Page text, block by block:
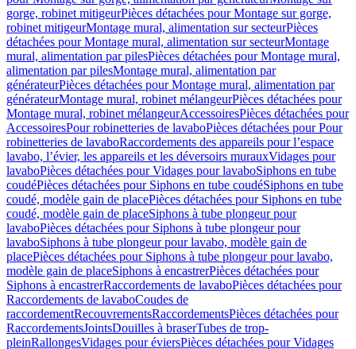
gorge, robinet mitigeurPièces détachées pour Montage sur gorge,
robinet mitigeurMontage mural, alimentation sur secteurPièces
détachées pour Montage mural, alimentation sur secteurMontage
mural, alimentation par pilesPièces détachées pour Montage mural,
alimentation par pilesMontage mural, alimentation par
générateurPièces détachées pour Montage mural, alimentation par
générateurMontage mural, robinet mélangeurPièces détachées pour
Montage mural, robinet mélangeurAccessoiresPièces détachées pour
AccessoiresPour robinetteries de lavaboPièces détachées pour Pour
robinetteries de lavaboRaccordements des appareils pour l’espace
lavabo, l’évier, les appareils et les déversoirs murauxVidages pour
lavaboPièces détachées pour Vidages pour lavaboSiphons en tube
coudéPièces détachées pour Siphons en tube coudéSiphons en tube
coudé, modèle gain de placePièces détachées pour Siphons en tube
coudé, modèle gain de placeSiphons à tube plongeur pour
lavaboPièces détachées pour Siphons à tube plongeur pour
lavaboSiphons à tube plongeur pour lavabo, modèle gain de
placePièces détachées pour Siphons à tube plongeur pour lavabo,
modèle gain de placeSiphons à encastrerPièces détachées pour
Siphons à encastrerRaccordements de lavaboPièces détachées pour
Raccordements de lavaboCoudes de
raccordementRecouvrementsRaccordementsPièces détachées pour
RaccordementsJointsDouilles à braserTubes de trop-
pleinRallongesVidages pour éviersPièces détachées pour Vidages